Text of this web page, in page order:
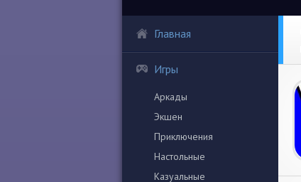
Главная
Игры
Аркады
Экшен
Приключения
Настольные
Казуальные